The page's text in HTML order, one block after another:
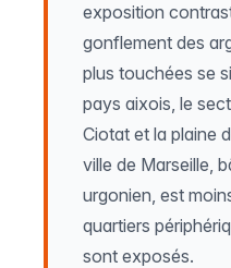
exposition
gonflement des
plus touchées se
pays aixois, le
Ciotat et la plaine
ville de Marseille,
urgonien, est
quartiers
sont exposés.